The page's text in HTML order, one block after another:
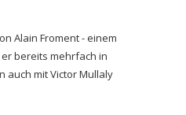
Alain Froment - einem
bereits mehrfach in
auch mit Victor Mullaly